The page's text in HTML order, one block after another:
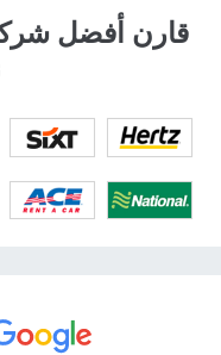
قارن أفضل